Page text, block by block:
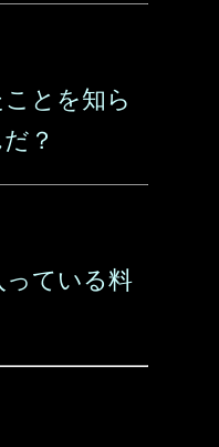
とを知ら
？
っている料